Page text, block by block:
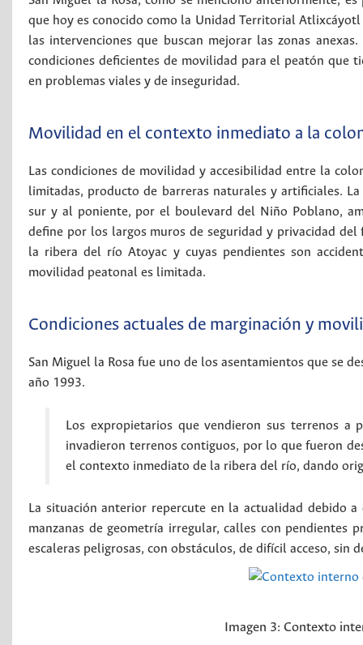
que hoy es conocido como la Unidad Territorial
las intervenciones que buscan mejorar las zonas
condiciones deficientes de movilidad para el peatón que
en problemas viales y de inseguridad.
Movilidad en el contexto inmediato a la
Las condiciones de movilidad y accesibilidad entre la
limitadas, producto de barreras naturales y artificiales.
sur y al poniente, por el boulevard del Niño Poblano,
define por los largos muros de seguridad y privacidad
la ribera del río Atoyac y cuyas pendientes son
movilidad peatonal es limitada.
Condiciones actuales de marginación y
San Miguel la Rosa fue uno de los asentamientos que se
año 1993.
Los expropietarios que vendieron sus terrenos a
invadieron terrenos contiguos, por lo que fueron
el contexto inmediato de la ribera del río, dando
La situación anterior repercute en la actualidad debido
manzanas de geometría irregular, calles con pendientes
escaleras peligrosas, con obstáculos, de difícil acceso, sin
Imagen 3: Contexto